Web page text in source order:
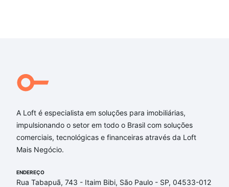
A Loft é especialista em soluções para imobiliárias,
impulsionando o setor em todo o Brasil com soluções
comerciais, tecnológicas e financeiras através da Loft
Mais Negócio.
ENDEREÇO
Rua Tabapuã, 743 - Itaim Bibi, São Paulo - SP, 04533-012